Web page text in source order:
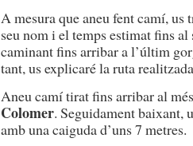
A mesura que aneu fent camí, us
seu nom i el temps estimat fins
caminant fins arribar a l’últim
tant, us explicaré la ruta
Aneu camí tirat fins arribar al
Colomer. Seguidament baixant,
amb una caiguda d’uns 7 metres.